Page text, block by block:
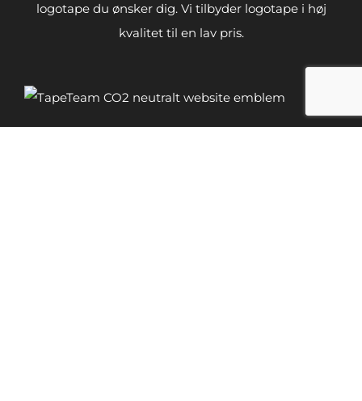
logotape du ønsker dig. Vi tilbyder logotape i høj
kvalitet til en lav pris.